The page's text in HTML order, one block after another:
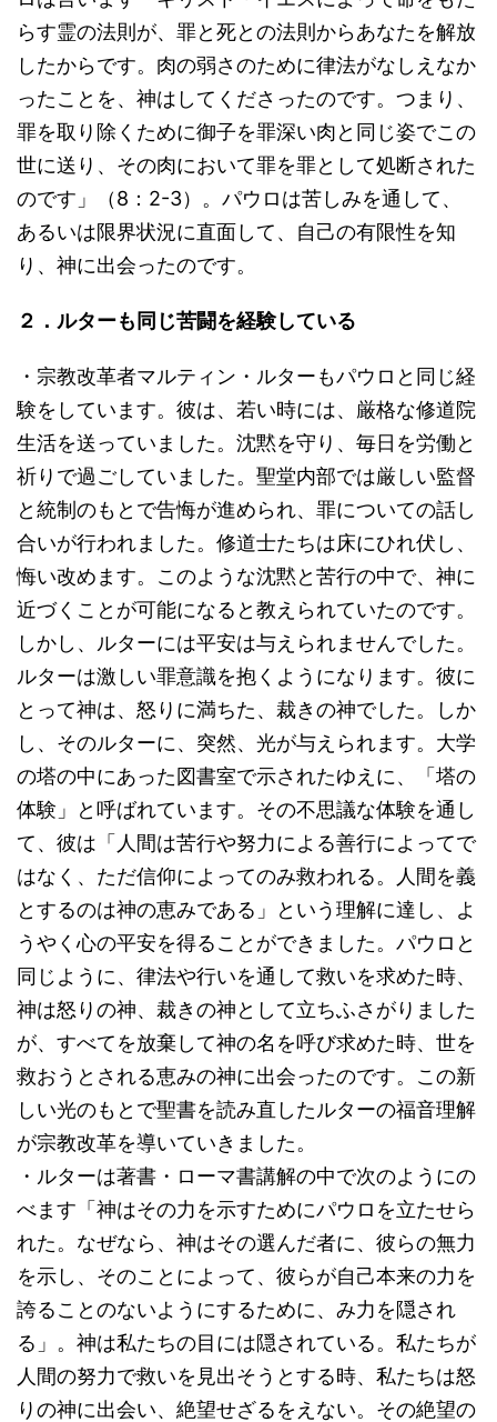
らす霊の法則が、罪と死との法則からあなたを解放
したからです。肉の弱さのために律法がなしえなか
ったことを、神はしてくださったのです。つまり、
罪を取り除くために御子を罪深い肉と同じ姿でこの
世に送り、その肉において罪を罪として処断された
のです」（8：2-3）。パウロは苦しみを通して、
あるいは限界状況に直面して、自己の有限性を知
り、神に出会ったのです。
２．ルターも同じ苦闘を経験している
・宗教改革者マルティン・ルターもパウロと同じ経
験をしています。彼は、若い時には、厳格な修道院
生活を送っていました。沈黙を守り、毎日を労働と
祈りで過ごしていました。聖堂内部では厳しい監督
と統制のもとで告悔が進められ、罪についての話し
合いが行われました。修道士たちは床にひれ伏し、
悔い改めます。このような沈黙と苦行の中で、神に
近づくことが可能になると教えられていたのです。
しかし、ルターには平安は与えられませんでした。
ルターは激しい罪意識を抱くようになります。彼に
とって神は、怒りに満ちた、裁きの神でした。しか
し、そのルターに、突然、光が与えられます。大学
の塔の中にあった図書室で示されたゆえに、「塔の
体験」と呼ばれています。その不思議な体験を通し
て、彼は「人間は苦行や努力による善行によってで
はなく、ただ信仰によってのみ救われる。人間を義
とするのは神の恵みである」という理解に達し、よ
うやく心の平安を得ることができました。パウロと
同じように、律法や行いを通して救いを求めた時、
神は怒りの神、裁きの神として立ちふさがりました
が、すべてを放棄して神の名を呼び求めた時、世を
救おうとされる恵みの神に出会ったのです。この新
しい光のもとで聖書を読み直したルターの福音理解
が宗教改革を導いていきました。
・ルターは著書・ローマ書講解の中で次のようにの
べます「神はその力を示すためにパウロを立たせら
れた。なぜなら、神はその選んだ者に、彼らの無力
を示し、そのことによって、彼らが自己本来の力を
誇ることのないようにするために、み力を隠され
る」。神は私たちの目には隠されている。私たちが
人間の努力で救いを見出そうとする時、私たちは怒
りの神に出会い、絶望せざるをえない。その絶望の